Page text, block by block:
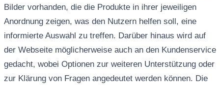
Bilder vorhanden, die die Produkte in ihrer jeweiligen
Anordnung zeigen, was den Nutzern helfen soll, eine
informierte Auswahl zu treffen. Darüber hinaus wird auf
der Webseite möglicherweise auch an den Kundenservice
gedacht, wobei Optionen zur weiteren Unterstützung oder
zur Klärung von Fragen angedeutet werden können. Die